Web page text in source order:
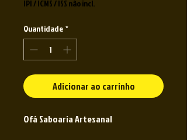
IPI / ICMS / ISS não incl.
Quantidade *
Adicionar ao carrinho
Ofá Saboaria Artesanal